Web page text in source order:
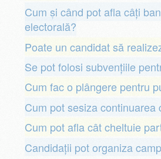
Cum și când pot afla câți
electorală?
Poate un candidat să
Se pot folosi subvențiile
Cum fac o plângere pentru
Cum pot sesiza
Cum pot afla cât cheltuie
Candidații pot organiza